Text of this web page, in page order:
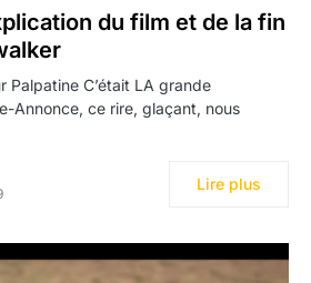
du film et de la fin
Palpatine C’était LA grande
Annonce, ce rire, glaçant, nous
Lire plus